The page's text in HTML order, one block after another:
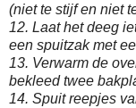
(niet te stijf en niet
12. Laat het deeg
een spuitzak met
13. Verwarm de
bekleed twee
14. Spuit reepjes